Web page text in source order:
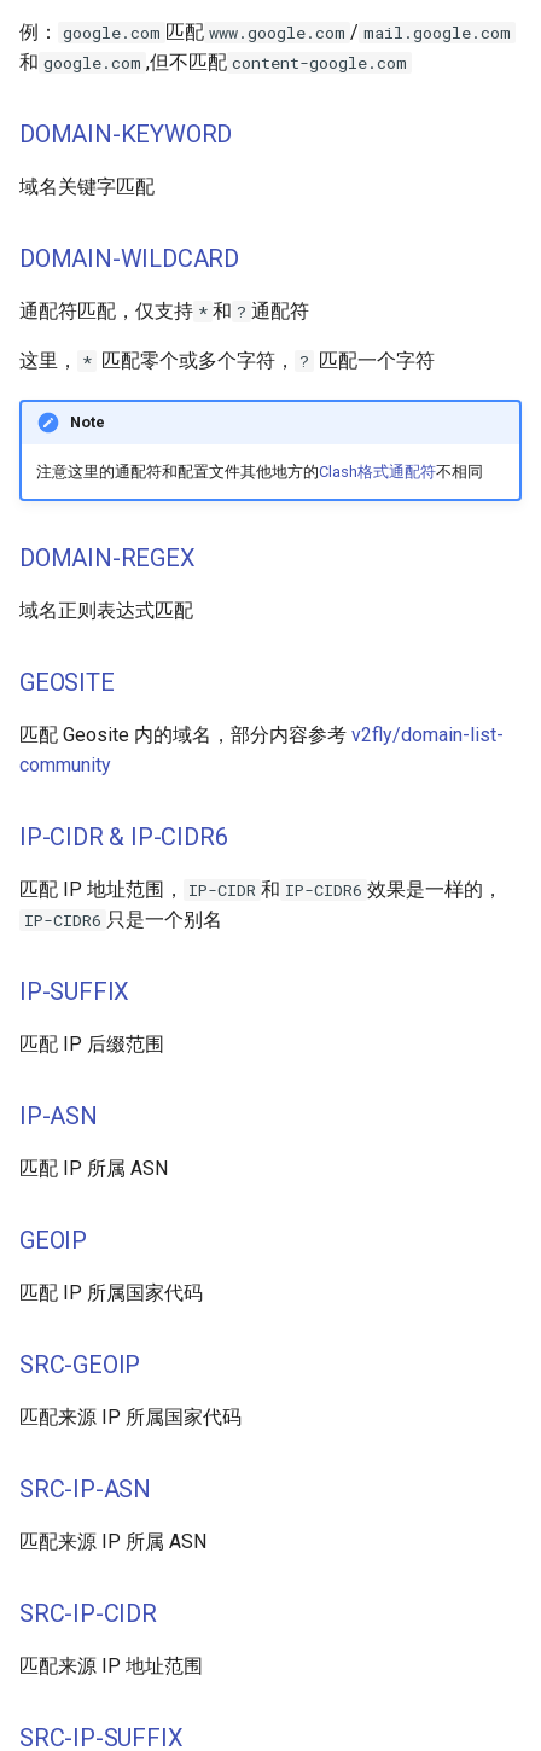
RULE-SET
AND & OR & NOT
SUB-RULE
MATCH
附加参数
no-resolve
src
例： google.com 匹配 www.google.com / mail.google.com
和 google.com ,但不匹配 content-google.com
DOMAIN-KEYWORD
域名关键字匹配
DOMAIN-WILDCARD
通配符匹配，仅支持 * 和 ? 通配符
这里， * 匹配零个或多个字符， ? 匹配一个字符
Note
注意这里的通配符和配置文件其他地方的Clash格式通配符不相同
DOMAIN-REGEX
域名正则表达式匹配
GEOSITE
匹配 Geosite 内的域名，部分内容参考 v2fly/domain-list-
community
IP-CIDR & IP-CIDR6
匹配 IP 地址范围， IP-CIDR 和 IP-CIDR6 效果是一样的，
IP-CIDR6 只是一个别名
IP-SUFFIX
匹配 IP 后缀范围
IP-ASN
匹配 IP 所属 ASN
GEOIP
匹配 IP 所属国家代码
SRC-GEOIP
匹配来源 IP 所属国家代码
SRC-IP-ASN
匹配来源 IP 所属 ASN
SRC-IP-CIDR
匹配来源 IP 地址范围
SRC-IP-SUFFIX